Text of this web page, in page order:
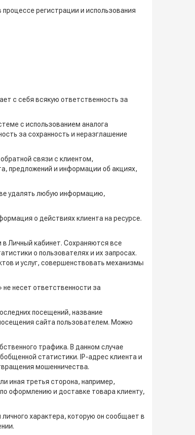
регистрации и использования
с себя всякую ответственность за
с использованием аналога
за сохранность и неразглашение
связи с клиентом,
предложений и информации об акциях,
удалять любую информацию,
о действиях клиента на ресурсе.
Личный кабинет. Сохраняются все
о пользователях и их запросах.
и услуг, совершенствовать механизмы
несет ответственности за
посещений, название
сайта пользователем. Можно
трафика. В данном случае
статистики. IP-адрес клиента и
мошенничества.
иная третья сторона, например,
оформлению и доставке товара клиенту,
характера, которую он сообщает в